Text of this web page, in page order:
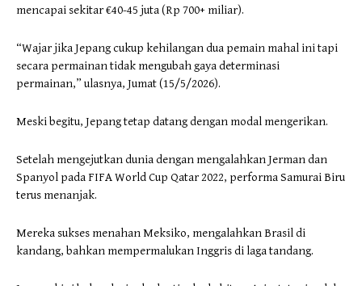
mencapai sekitar €40-45 juta (Rp 700+ miliar).
“Wajar jika Jepang cukup kehilangan dua pemain mahal ini tapi
secara permainan tidak mengubah gaya determinasi
permainan,” ulasnya, Jumat (15/5/2026).
Meski begitu, Jepang tetap datang dengan modal mengerikan.
Setelah mengejutkan dunia dengan mengalahkan Jerman dan
Spanyol pada FIFA World Cup Qatar 2022, performa Samurai Biru
terus menanjak.
Mereka sukses menahan Meksiko, mengalahkan Brasil di
kandang, bahkan mempermalukan Inggris di laga tandang.